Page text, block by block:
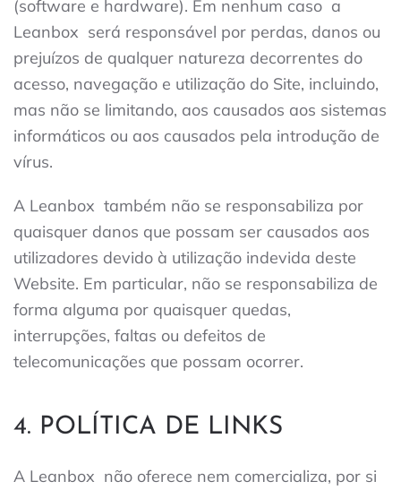
(software e hardware). Em nenhum caso a
Leanbox será responsável por perdas, danos ou
prejuízos de qualquer natureza decorrentes do
acesso, navegação e utilização do Site, incluindo,
mas não se limitando, aos causados ​​aos sistemas
informáticos ou aos causados ​​pela introdução de
vírus.
A Leanbox também não se responsabiliza por
quaisquer danos que possam ser causados ​​aos
utilizadores devido à utilização indevida deste
Website. Em particular, não se responsabiliza de
forma alguma por quaisquer quedas,
interrupções, faltas ou defeitos de
telecomunicações que possam ocorrer.
4. POLÍTICA DE LINKS
A Leanbox não oferece nem comercializa, por si